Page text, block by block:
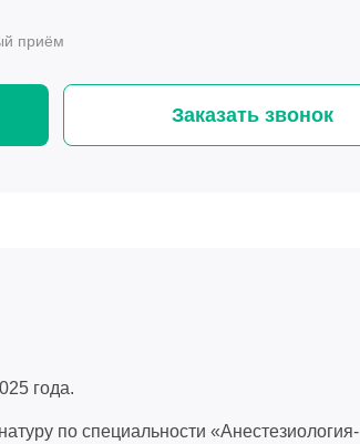
приём
Заказать звонок
года.
по специальности «Анестезиология-